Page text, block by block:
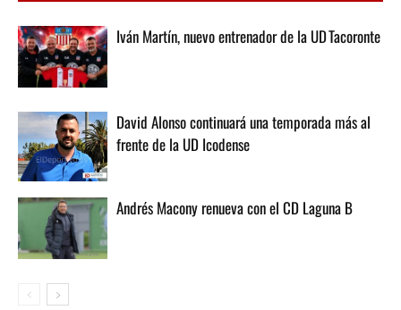
Iván Martín, nuevo entrenador de la UD Tacoronte
David Alonso continuará una temporada más al
frente de la UD Icodense
Andrés Macony renueva con el CD Laguna B